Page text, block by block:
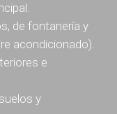
de fontanería y
acondicionado).
e
y